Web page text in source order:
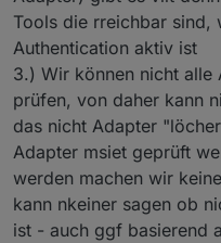
Tools die rreichbar sind,
Authentication aktiv ist
3.) Wir können nicht alle
prüfen, von daher kann
das nicht Adapter
Adapter msiet geprüft
werden machen wir
kann nkeiner sagen ob
ist - auch ggf basierend